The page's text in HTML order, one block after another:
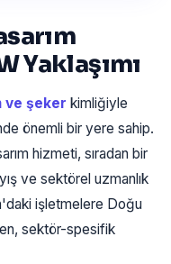
Yaklaşımı
ve şeker kimliğiyle
önemli bir yere sahip.
hizmeti, sıradan bir
ve sektörel uzmanlık
işletmelere Doğu
sektör-spesifik